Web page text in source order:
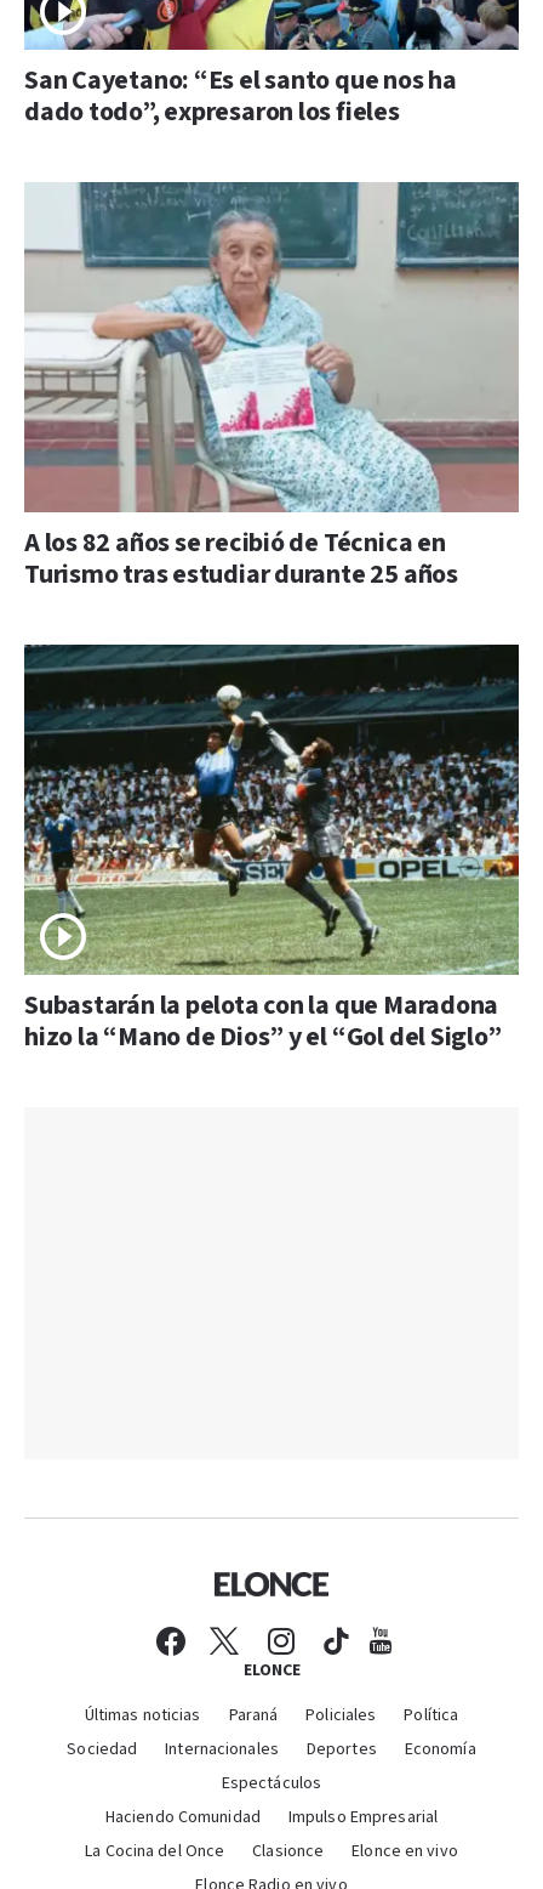
San Cayetano: “Es el santo que nos ha
dado todo”, expresaron los fieles
A los 82 años se recibió de Técnica en
Turismo tras estudiar durante 25 años
Subastarán la pelota con la que Maradona
hizo la “Mano de Dios” y el “Gol del Siglo”
ELONCE
Últimas noticias Paraná Policiales
Política
Sociedad
Internacionales Deportes
Economía
Espectáculos
Haciendo Comunidad
Impulso Empresarial
La Cocina del Once
Clasionce
Elonce en vivo